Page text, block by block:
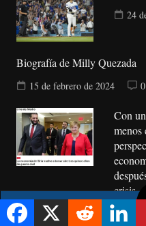
24
Biografía de Milly Quezada
15 de febrero de 2024 0
Con
menos
crisis
8 de